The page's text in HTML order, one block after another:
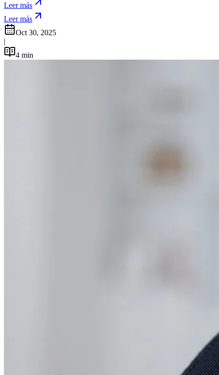
Leer más
Leer más
Oct 30, 2025
|
4 min